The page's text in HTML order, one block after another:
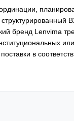
бренд Lenvima
или
в